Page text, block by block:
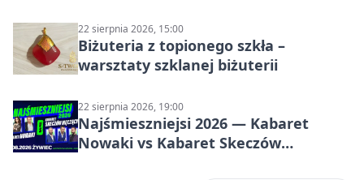
22 sierpnia 2026, 15:00
Biżuteria z topionego szkła –
warsztaty szklanej biżuterii
22 sierpnia 2026, 19:00
Najśmieszniejsi 2026 — Kabaret
Nowaki vs Kabaret Skeczów